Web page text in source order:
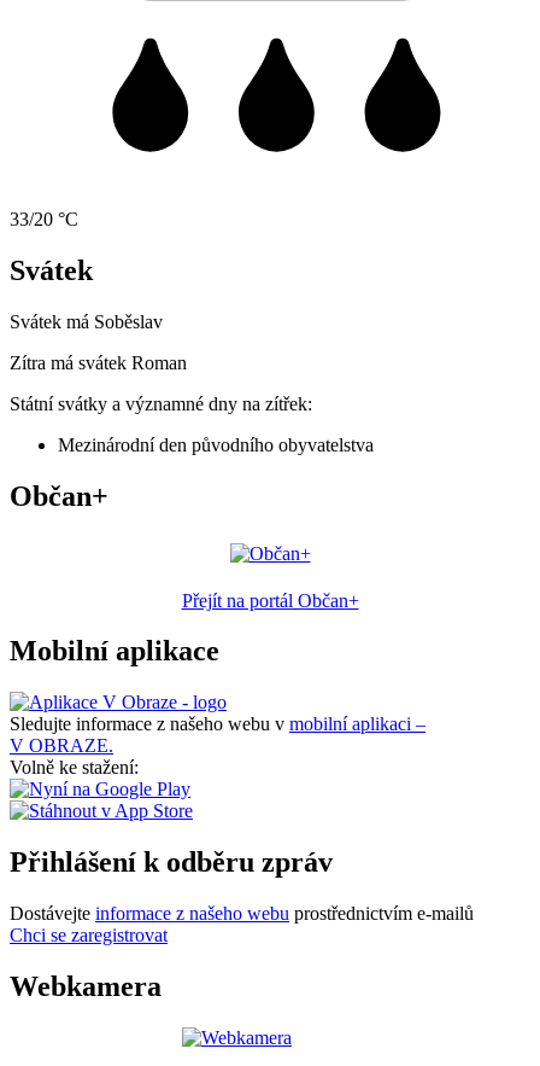
33/20 °C
Svátek
Svátek má Soběslav
Zítra má svátek Roman
Státní svátky a významné dny na zítřek:
Mezinárodní den původního obyvatelstva
Občan+
Přejít na portál Občan+
Mobilní aplikace
Sledujte informace z našeho webu v mobilní aplikaci –
V OBRAZE.
Volně ke stažení:
Přihlášení k odběru zpráv
Dostávejte informace z našeho webu prostřednictvím e-mailů
Chci se zaregistrovat
Webkamera